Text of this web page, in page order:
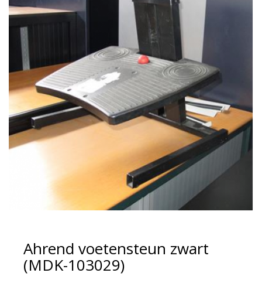
Ahrend voetensteun zwart
(MDK-103029)